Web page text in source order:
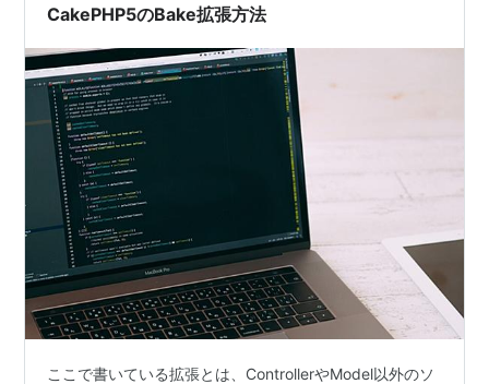
CakePHP5のBake拡張方法
ここで書いている拡張とは、ControllerやModel以外のソ